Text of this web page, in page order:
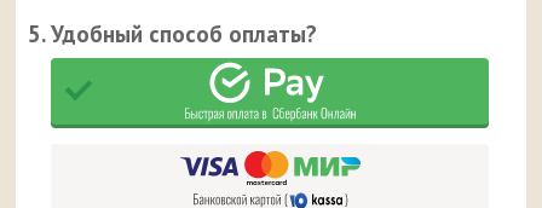
5. Удобный способ оплаты?